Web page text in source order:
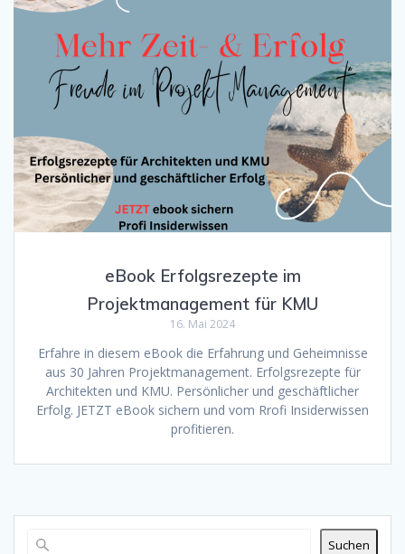
eBook Erfolgsrezepte im
Projektmanagement für KMU
16. Mai 2024
Erfahre in diesem eBook die Erfahrung und Geheimnisse
aus 30 Jahren Projektmanagement. Erfolgsrezepte für
Architekten und KMU. Persönlicher und geschäftlicher
Erfolg. JETZT eBook sichern und vom Rrofi Insiderwissen
profitieren.
Suchen